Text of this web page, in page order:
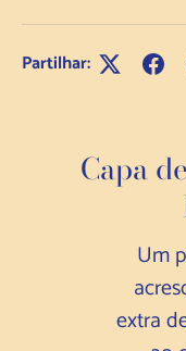
Partilhar:
Capa
Um
extra